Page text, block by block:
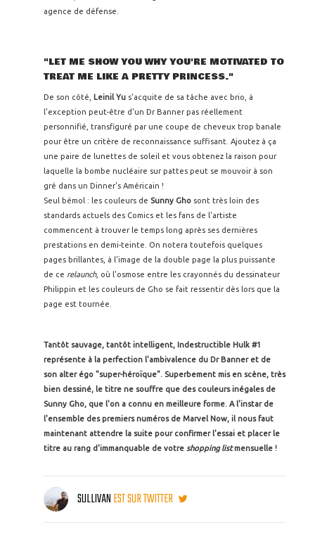
agence de défense.
"LET ME SHOW YOU WHY YOU'RE MOTIVATED TO
TREAT ME LIKE A PRETTY PRINCESS."
De son côté, Leinil Yu s'acquite de sa tâche avec brio, à
l'exception peut-être d'un Dr Banner pas réellement
personnifié, transfiguré par une coupe de cheveux trop banale
pour être un critère de reconnaissance suffisant. Ajoutez à ça
une paire de lunettes de soleil et vous obtenez la raison pour
laquelle la bombe nucléaire sur pattes peut se mouvoir à son
gré dans un Dinner's Américain !
Seul bémol : les couleurs de Sunny Gho sont très loin des
standards actuels des Comics et les fans de l'artiste
commencent à trouver le temps long après ses dernières
prestations en demi-teinte. On notera toutefois quelques
pages brillantes, à l'image de la double page la plus puissante
de ce relaunch, où l'osmose entre les crayonnés du dessinateur
Philippin et les couleurs de Gho se fait ressentir dès lors que la
page est tournée.
Tantôt sauvage, tantôt intelligent, Indestructible Hulk #1
représente à la perfection l'ambivalence du Dr Banner et de
son alter égo "super-héroïque". Superbement mis en scène, très
bien dessiné, le titre ne souffre que des couleurs inégales de
Sunny Gho, que l'on a connu en meilleure forme. A l'instar de
l'ensemble des premiers numéros de Marvel Now, il nous faut
maintenant attendre la suite pour confirmer l'essai et placer le
titre au rang d'immanquable de votre shopping listmensuelle !
SULLIVANEST SUR TWITTER